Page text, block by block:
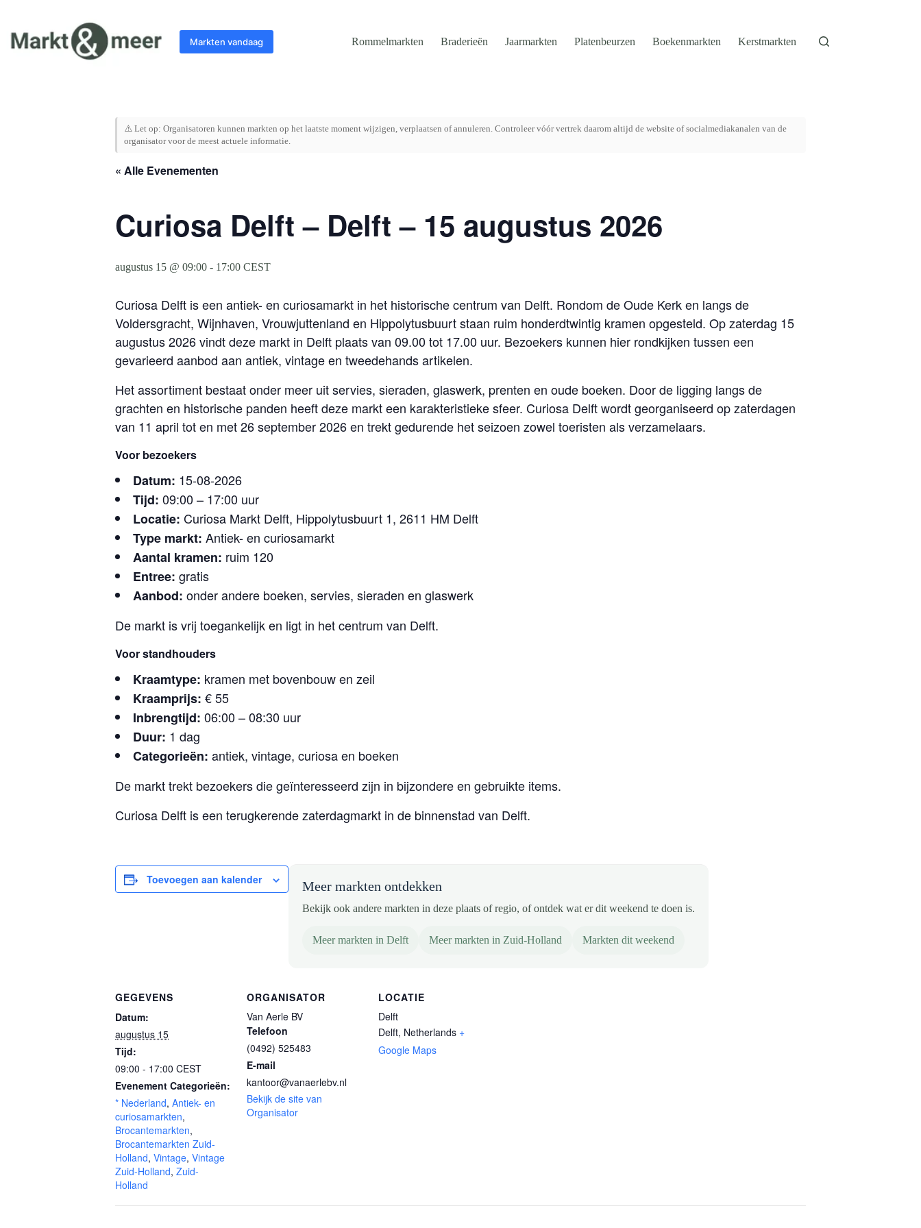
inhoud
Markten vandaag Rommelmarkten Braderieën Jaarmarkten Platenbeurzen Boekenmarkten Kerstmarkten
⚠️ Let op: Organisatoren kunnen markten op het laatste moment wijzigen, verplaatsen of annuleren. Controleer vóór vertrek daarom altijd de website of socialmediakanalen van de
organisator voor de meest actuele informatie.
« Alle Evenementen
Curiosa Delft – Delft – 15 augustus 2026
augustus 15 @ 09:00 - 17:00 CEST
Curiosa Delft is een antiek- en curiosamarkt in het historische centrum van Delft. Rondom de Oude Kerk en langs de
Voldersgracht, Wijnhaven, Vrouwjuttenland en Hippolytusbuurt staan ruim honderdtwintig kramen opgesteld. Op zaterdag 15
augustus 2026 vindt deze markt in Delft plaats van 09.00 tot 17.00 uur. Bezoekers kunnen hier rondkijken tussen een
gevarieerd aanbod aan antiek, vintage en tweedehands artikelen.
Het assortiment bestaat onder meer uit servies, sieraden, glaswerk, prenten en oude boeken. Door de ligging langs de
grachten en historische panden heeft deze markt een karakteristieke sfeer. Curiosa Delft wordt georganiseerd op zaterdagen
van 11 april tot en met 26 september 2026 en trekt gedurende het seizoen zowel toeristen als verzamelaars.
Voor bezoekers
Datum: 15-08-2026
Tijd: 09:00 – 17:00 uur
Locatie: Curiosa Markt Delft, Hippolytusbuurt 1, 2611 HM Delft
Type markt: Antiek- en curiosamarkt
Aantal kramen: ruim 120
Entree: gratis
Aanbod: onder andere boeken, servies, sieraden en glaswerk
De markt is vrij toegankelijk en ligt in het centrum van Delft.
Voor standhouders
Kraamtype: kramen met bovenbouw en zeil
Kraamprijs: € 55
Inbrengtijd: 06:00 – 08:30 uur
Duur: 1 dag
Categorieën: antiek, vintage, curiosa en boeken
De markt trekt bezoekers die geïnteresseerd zijn in bijzondere en gebruikte items.
Curiosa Delft is een terugkerende zaterdagmarkt in de binnenstad van Delft.
Toevoegen aan kalender Meer markten ontdekken
Bekijk ook andere markten in deze plaats of regio, of ontdek wat er dit weekend te doen is.
Meer markten in Delft Meer markten in Zuid-Holland Markten dit weekend
GEGEVENS
Datum:
augustus 15
Tijd:
09:00 - 17:00 CEST
Evenement Categorieën:
* Nederland, Antiek- en
curiosamarkten,
Brocantemarkten,
Brocantemarkten Zuid-
Holland, Vintage, Vintage
Zuid-Holland, Zuid-
Holland
ORGANISATOR
Van Aerle BV
Telefoon
(0492) 525483
E-mail
kantoor@vanaerlebv.nl
Bekijk de site van
Organisator
LOCATIE
Delft
Delft, Netherlands +
Google Maps